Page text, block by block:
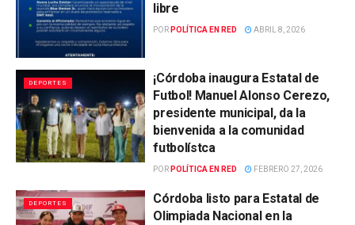
libre
POR POLÍTICA EN RED ABRIL 8, 2026
DEPORTES
¡Córdoba inaugura Estatal de
Futbol! Manuel Alonso Cerezo,
presidente municipal, da la
bienvenida a la comunidad
futbolístca
POR POLÍTICA EN RED FEBRERO 27, 2026
DEPORTES
Córdoba listo para Estatal de
Olimpiada Nacional en la